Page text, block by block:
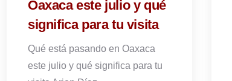
Oaxaca este julio y qué
significa para tu visita
Qué está pasando en Oaxaca
este julio y qué significa para tu